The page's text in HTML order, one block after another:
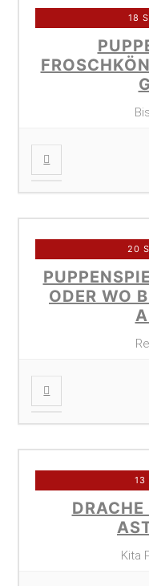
18
20
ODER WO
13
Kita